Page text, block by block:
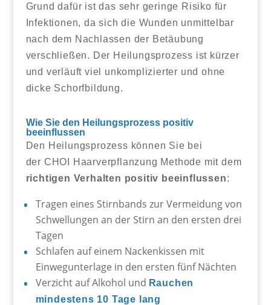
Grund dafür ist das sehr geringe Risiko für
Infektionen, da sich die Wunden unmittelbar
nach dem Nachlassen der Betäubung
verschließen. Der Heilungsprozess ist kürzer
und verläuft viel unkomplizierter und ohne
dicke Schorfbildung.
Wie Sie den Heilungsprozess positiv
beeinflussen
Den Heilungsprozess können Sie bei
der CHOI Haarverpflanzung Methode mit dem
richtigen Verhalten positiv beeinflussen:
Tragen eines Stirnbands zur Vermeidung von
Schwellungen an der Stirn an den ersten drei
Tagen
Schlafen auf einem Nackenkissen mit
Einwegunterlage in den ersten fünf Nächten
Verzicht auf Alkohol und Rauchen
mindestens 10 Tage lang